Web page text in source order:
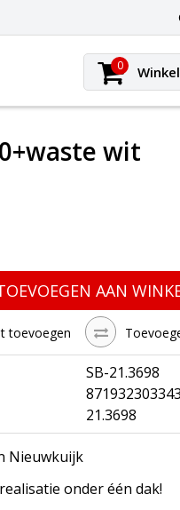
0
wit
AAN
toevoegen
SB-21.3698
21.3698
Nieuwkuijk
onder één dak!